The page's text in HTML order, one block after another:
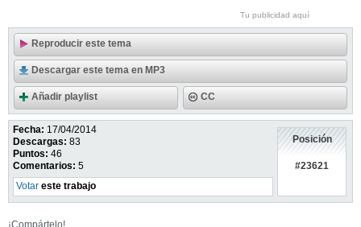
Tu publicidad aquí
Reproducir este tema
Descargar este tema en MP3
Añadir playlist CC
Fecha: 17/04/2014
Descargas: 83
Puntos: 46
Comentarios: 5
Votar este trabajo
Posición
#23621
¡Compártelo!